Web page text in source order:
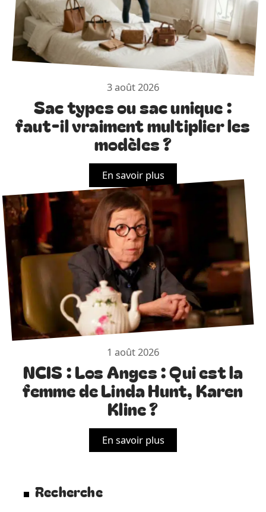
3 août 2026
Sac types ou sac unique :
faut-il vraiment multiplier les
modèles ?
En savoir plus
1 août 2026
NCIS : Los Anges : Qui est la
femme de Linda Hunt, Karen
Kline ?
En savoir plus
Recherche